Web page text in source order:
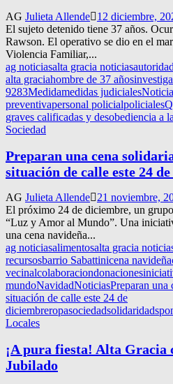
AG Julieta Allende 12 diciembre,
El sujeto detenido tiene 37 años.
Rawson. El operativo se dio en el
Violencia Familiar,...
ag noticiasalta gracia noticias
alta graciahombre de 37 años
9283Medidamedidas judiciales
preventivapersonal policialpoliciales
graves calificadas y desobediencia a
Sociedad
Preparan una cena
situación de calle este 24
AG Julieta Allende 21 noviembre,
El próximo 24 de diciembre, un
“Luz y Amor al Mundo”. Una
una cena navideña...
ag noticiasalimentosalta gracia
recursosbarrio Sabattinicena navideña
vecinalcolaboraciondonaciones
mundoNavidadNoticiasPreparan una
situación de calle este 24 de
diciembreropasociedadsolidaridad
Locales
¡A pura fiesta! Alta Gracia
Jubilado